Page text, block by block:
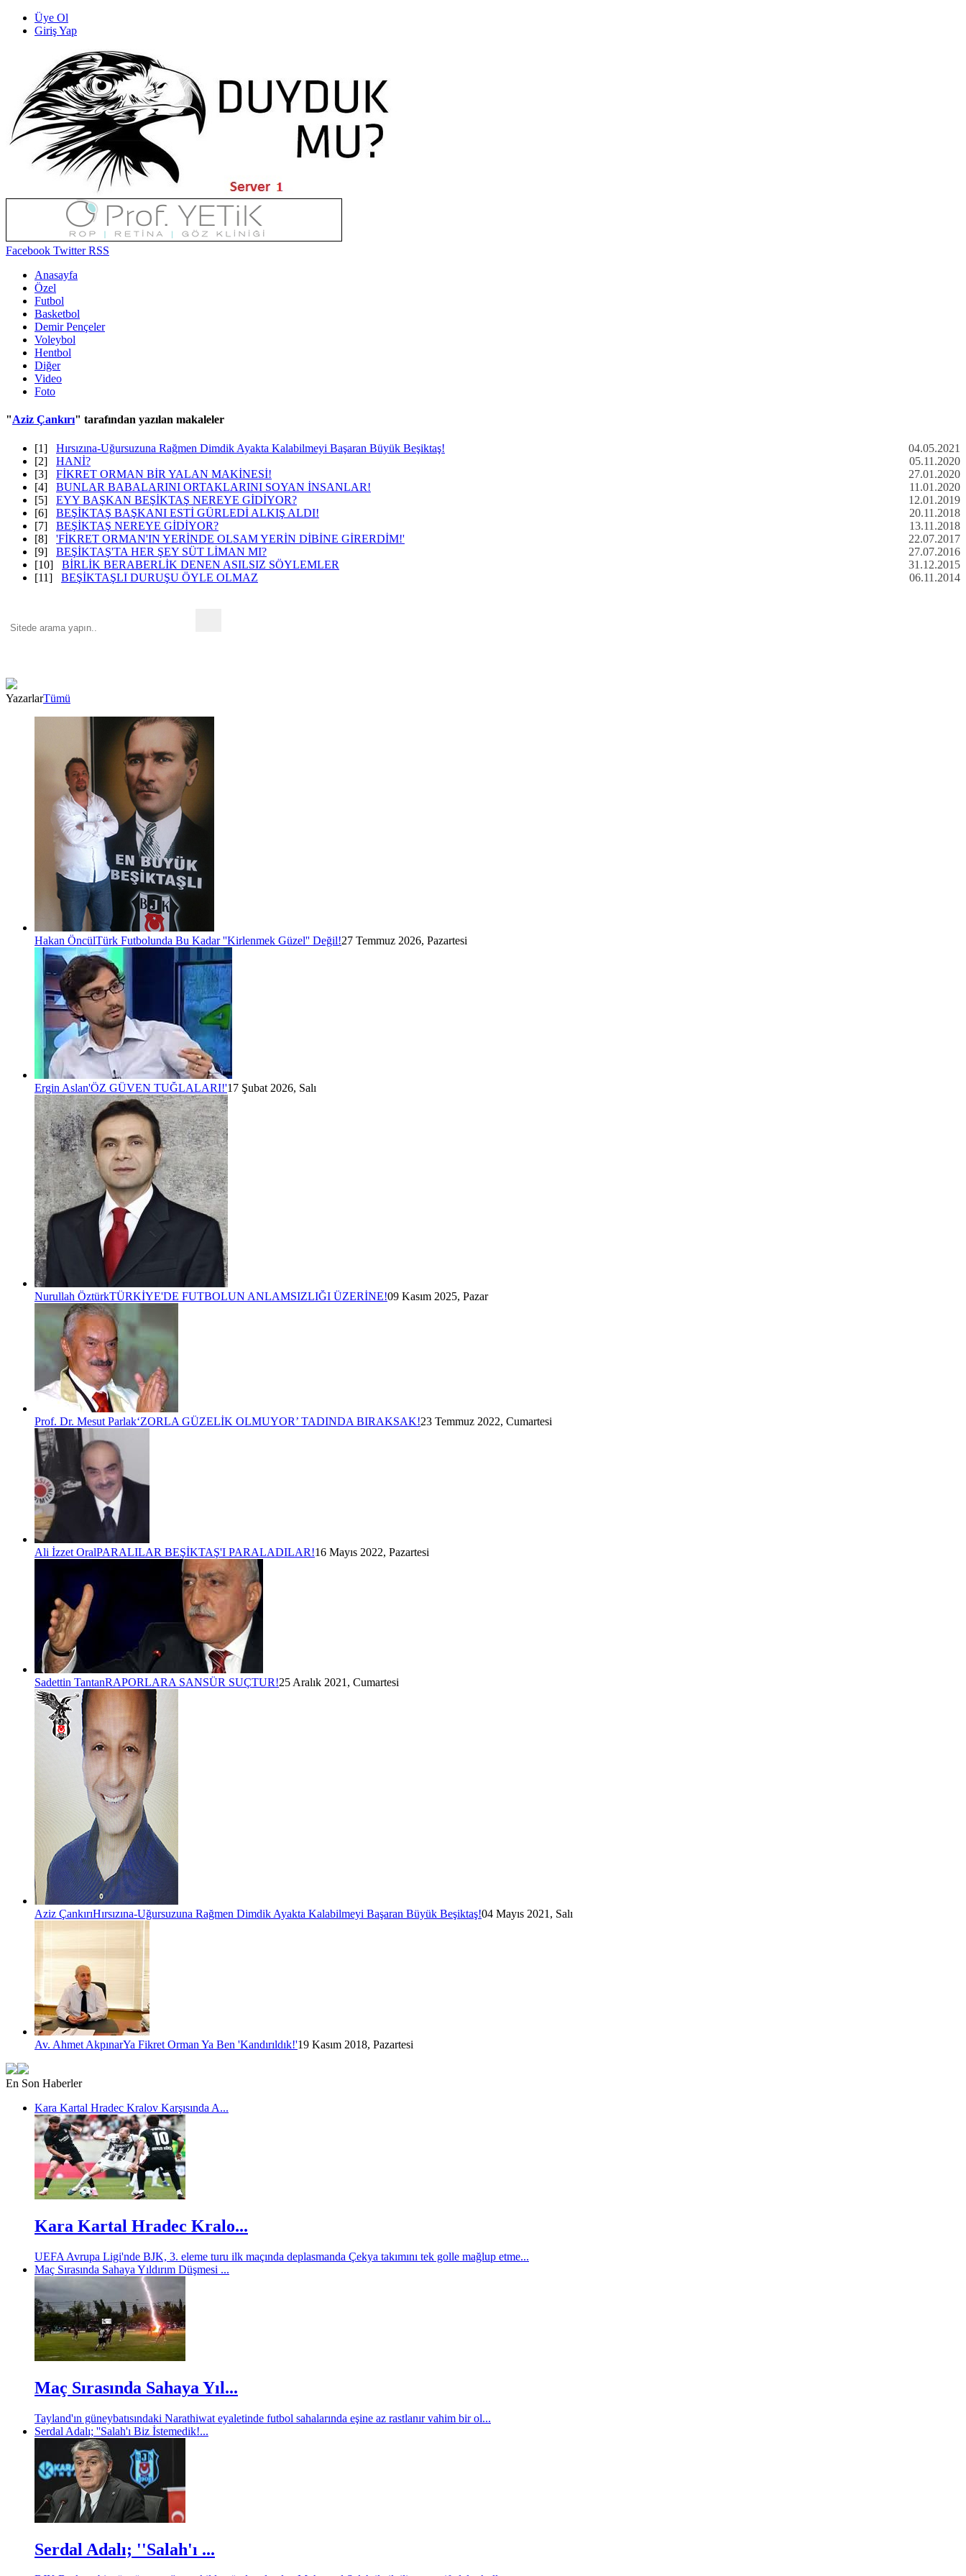
Üye Ol
Giriş Yap
Facebook TwitterRSS
Anasayfa
Özel
Futbol
Basketbol
Demir Pençeler
Voleybol
Hentbol
Diğer
Video
Foto
"Aziz Çankırı" tarafından yazılan makaleler
[1] Hırsızına-Uğursuzuna Rağmen Dimdik Ayakta Kalabilmeyi Başaran Büyük Beşiktaş!
04.05.2021
[2] HANİ?
05.11.2020
[3] FİKRET ORMAN BİR YALAN MAKİNESİ!
27.01.2020
[4] BUNLAR BABALARINI ORTAKLARINI SOYAN İNSANLAR!
11.01.2020
[5] EYY BAŞKAN BEŞİKTAŞ NEREYE GİDİYOR?
12.01.2019
[6] BEŞİKTAŞ BAŞKANI ESTİ GÜRLEDİ ALKIŞ ALDI!
20.11.2018
[7] BEŞİKTAŞ NEREYE GİDİYOR?
13.11.2018
[8] 'FİKRET ORMAN'IN YERİNDE OLSAM YERİN DİBİNE GİRERDİM!'
22.07.2017
[9] BEŞİKTAŞ'TA HER ŞEY SÜT LİMAN MI?
27.07.2016
[10] BİRLİK BERABERLİK DENEN ASILSIZ SÖYLEMLER
31.12.2015
[11] BEŞİKTAŞLI DURUŞU ÖYLE OLMAZ 06.11.2014
YazarlarTümü
Hakan ÖncülTürk Futbolunda Bu Kadar ''Kirlenmek Güzel'' Değil!27 Temmuz 2026, Pazartesi
Ergin Aslan'ÖZ GÜVEN TUĞLALARI!'17 Şubat 2026, Salı
Nurullah ÖztürkTÜRKİYE'DE FUTBOLUN ANLAMSIZLIĞI ÜZERİNE!09 Kasım 2025, Pazar
Prof. Dr. Mesut Parlak‘ZORLA GÜZELİK OLMUYOR’ TADINDA BIRAKSAK!23 Temmuz 2022, Cumartesi
Ali İzzet OralPARALILAR BEŞİKTAŞ'I PARALADILAR!16 Mayıs 2022, Pazartesi
Sadettin TantanRAPORLARA SANSÜR SUÇTUR!25 Aralık 2021, Cumartesi
Aziz ÇankırıHırsızına-Uğursuzuna Rağmen Dimdik Ayakta Kalabilmeyi Başaran Büyük Beşiktaş!04 Mayıs 2021, Salı
Av. Ahmet AkpınarYa Fikret Orman Ya Ben 'Kandırıldık!'19 Kasım 2018, Pazartesi
En Son Haberler
Kara Kartal Hradec Kralov Karşısında A...
Kara Kartal Hradec Kralo...
UEFA Avrupa Ligi'nde BJK, 3. eleme turu ilk maçında deplasmanda Çekya takımını tek golle mağlup etme...
Maç Sırasında Sahaya Yıldırım Düşmesi ...
Maç Sırasında Sahaya Yıl...
Tayland'ın güneybatısındaki Narathiwat eyaletinde futbol sahalarında eşine az rastlanır vahim bir ol...
Serdal Adalı; ''Salah'ı Biz İstemedik!...
Serdal Adalı; ''Salah'ı ...